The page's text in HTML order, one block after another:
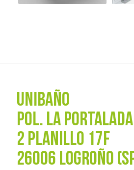
UNIBAÑO
POL. La
2 PLANILLO 17F
26006 LOGROÑO